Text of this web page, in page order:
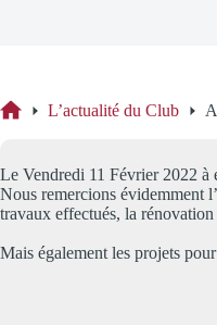
L’actualité du Club
Le Vendredi 11 Février 2022 à
Nous remercions évidemment
travaux effectués, la
Mais également les projets